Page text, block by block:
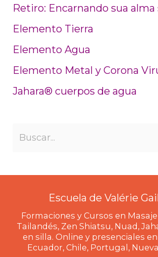
Retiro: Encarnando sua
Elemento Tierra
Elemento Agua
Elemento Metal y Corona
Jahara® cuerpos de agua
Escuela de Valérie
Formaciones y Cursos en
Tailandés, Zen Shiatsu, Nuad,
en silla. Online y presenciales
Ecuador, Chile, Portugal,